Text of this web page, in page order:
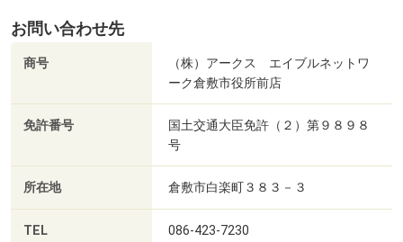
お問い合わせ先
商号
（株）アークス エイブルネットワ
ーク倉敷市役所前店
免許番号
国土交通大臣免許（２）第９８９８
号
所在地 倉敷市白楽町３８３－３
TEL 086-423-7230